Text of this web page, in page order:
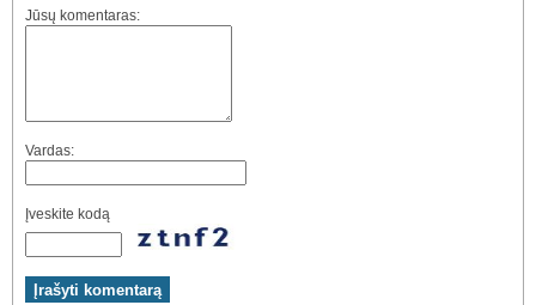
Jūsų komentaras:
Vardas:
Įveskite kodą